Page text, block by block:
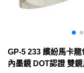
GP-5 233 繽紛馬卡
內墨鏡 DOT認證 雙